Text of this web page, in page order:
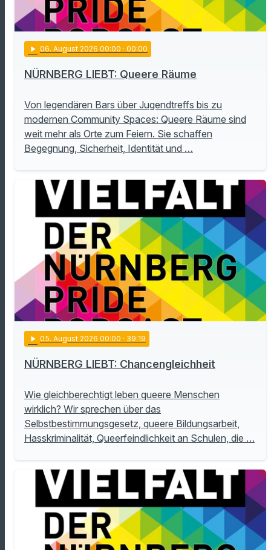
play_arrow 06. August 2026 00:00 · 00:00
NÜRNBERG LIEBT: Queere Räume
Von legendären Bars über Jugendtreffs bis zu
modernen Community Spaces: Queere Räume sind
weit mehr als Orte zum Feiern. Sie schaffen
Begegnung, Sicherheit, Identität und …
play_arrow 05. August 2026 00:00 · 39:19
NÜRNBERG LIEBT: Chancengleichheit
Wie gleichberechtigt leben queere Menschen
wirklich? Wir sprechen über das
Selbstbestimmungsgesetz, queere Bildungsarbeit,
Hasskriminalität, Queerfeindlichkeit an Schulen, die …